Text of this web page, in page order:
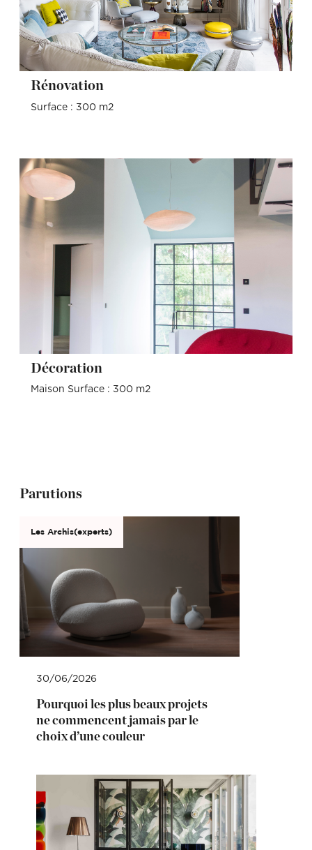
Rénovation
Surface : 300 m2
Décoration
Maison Surface : 300 m2
Parutions
Les Archis(experts)
30/06/2026
Pourquoi les plus beaux projets
ne commencent jamais par le
choix d’une couleur